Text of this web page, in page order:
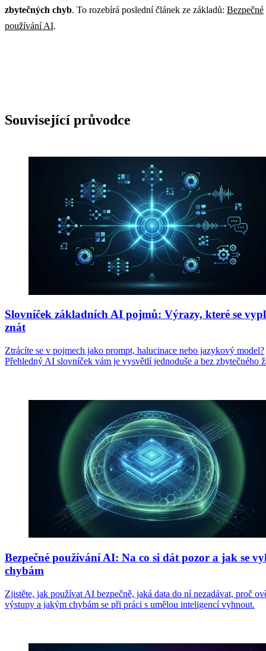
zbytečných chyb. To rozebírá poslední článek ze základů: Bezpečné
používání AI.
Související průvodce
Slovníček základních AI pojmů: Výrazy, které se
znát
Ztrácíte se v pojmech jako prompt, halucinace nebo jazykový model?
Přehledný AI slovníček vám je vysvětlí jednoduše a bez zbytečného
Bezpečné používání AI: Na co si dát pozor a jak se
chybám
Zjistěte, jak používat AI bezpečně, jaká data do ní nezadávat, proč
výstupy a jakým chybám se při práci s umělou inteligencí vyhnout.